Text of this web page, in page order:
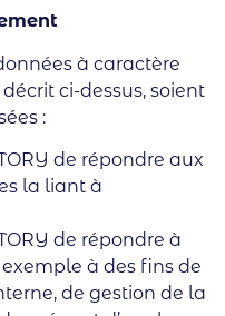
à caractère
ci-dessus, soient
:
de répondre aux
la liant à
de répondre à
à des fins de
de gestion de la